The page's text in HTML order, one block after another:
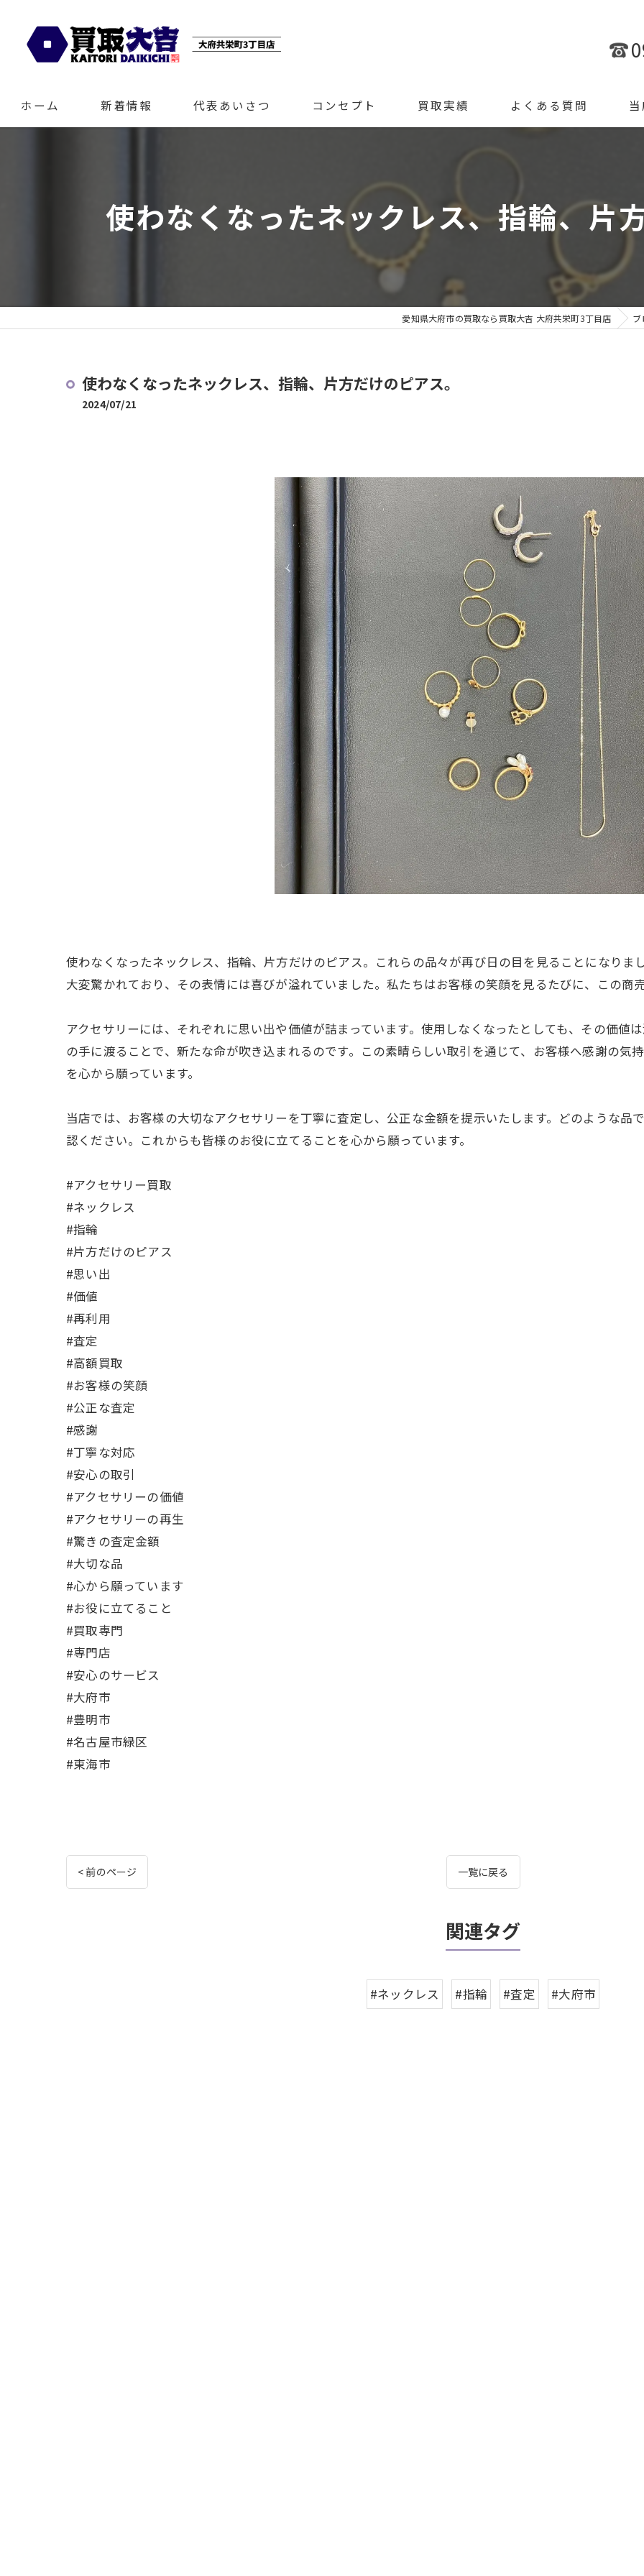
ホーム 新着情報 代表あいさつ コンセプト 買取実績 よくある質問
腕
ジュ
使わなくなったネックレス、指輪、片
愛知県大府市の買取なら買取大吉 大府共栄町3丁目店 ブ
使わなくなったネックレス、指輪、片方だけのピアス。
2024/07/21
使わなくなったネックレス、指輪、片方だけのピアス。これらの品々が再び日の目を見ることになりま
大変驚かれており、その表情には喜びが溢れていました。私たちはお客様の笑顔を見るたびに、この商
アクセサリーには、それぞれに思い出や価値が詰まっています。使用しなくなったとしても、その価値
の手に渡ることで、新たな命が吹き込まれるのです。この素晴らしい取引を通じて、お客様へ感謝の気
を心から願っています。
当店では、お客様の大切なアクセサリーを丁寧に査定し、公正な金額を提示いたします。どのような品
認ください。これからも皆様のお役に立てることを心から願っています。
#アクセサリー買取
#ネックレス
#指輪
#片方だけのピアス
#思い出
#価値
#再利用
#査定
#高額買取
#お客様の笑顔
#公正な査定
#感謝
#丁寧な対応
#安心の取引
#アクセサリーの価値
#アクセサリーの再生
#驚きの査定金額
#大切な品
#心から願っています
#お役に立てること
#買取専門
#専門店
#安心のサービス
#大府市
#豊明市
#名古屋市緑区
#東海市
< 前のページ 一覧に戻る
関連タグ
#ネックレス #指輪 #査定 #大府市